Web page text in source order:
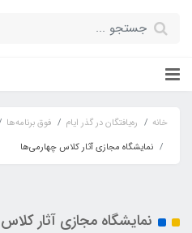
خانه ره‌یافتگان در گذر ایام فوق برنامه‌ها
نمایشگاه مجازی آثار کلاس چهارمی‌ها
نمایشگاه مجازی آثار